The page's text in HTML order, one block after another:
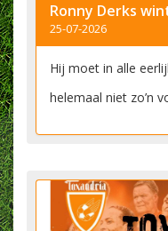
25-07-2026
Hij moet in alle
helemaal niet zo’n